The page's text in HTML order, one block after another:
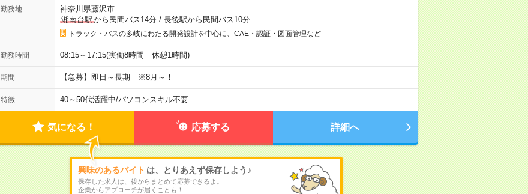
勤務地
神奈川県藤沢市
湘南台駅から民間バス14分/ 長後駅から民間バス10分
トラック・バスの多岐にわたる開発設計を中心に、CAE・認証・図面管理など
勤務時間 08:15～17:15(実働8時間 休憩1時間)
期間 【急募】即日～長期 ※8月～！
特徴 40～50代活躍中/パソコンスキル不要
気になる！ 応募する 詳細へ
興味のあるバイト は、とりあえず保存しよう♪
保存した求人は、後からまとめて応募できるよ。
企業からアプローチが届くことも！